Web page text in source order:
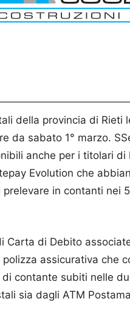
della provincia di Rieti
da sabato 1° marzo.
anche per i titolari
Evolution che
in contanti nei
Carta di Debito
assicurativa che
di contante subiti nelle
sia dagli ATM